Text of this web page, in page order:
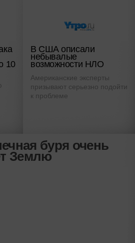
10
В США описали
небывалые
возможности НЛО
Американские эксперты
призывают серьезно подойти
к проблеме
буря очень
Землю